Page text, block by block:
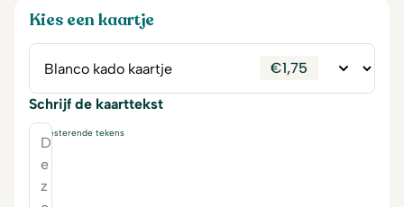
Kies een kaartje
€1,75
Schrijf de kaarttekst
resterende tekens